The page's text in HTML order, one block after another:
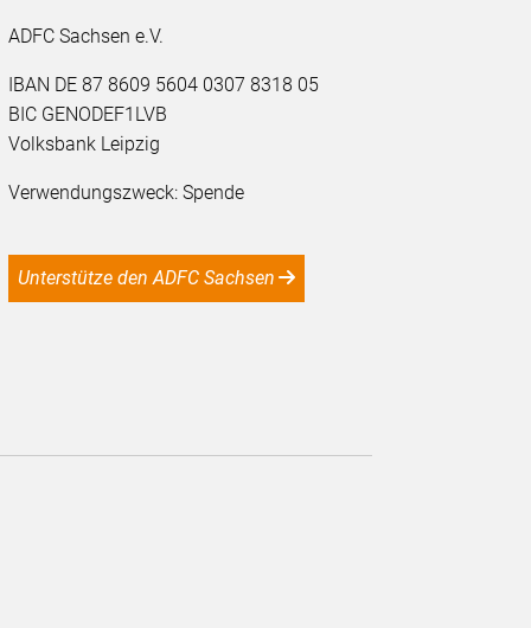
ADFC Sachsen e.V.
IBAN DE 87 8609 5604 0307 8318 05
BIC GENODEF1LVB
Volksbank Leipzig
Verwendungszweck: Spende
Unterstütze den ADFC Sachsen